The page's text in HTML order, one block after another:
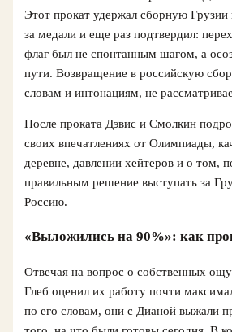
Этот прокат удержал сборную Грузии
за медали и еще раз подтвердил:
флаг был не спонтанным шагом, а
пути. Возвращение в российскую
словам и интонациям, не
После проката Дэвис и Смолкин
своих впечатлениях от Олимпиады,
деревне, давлении хейтеров и о том,
правильным решение выступать за
Россию.
«Выложились на 90%»: как
Отвечая на вопрос о собственных
Глеб оценил их работу почти
по его словам, они с Дианой выжали